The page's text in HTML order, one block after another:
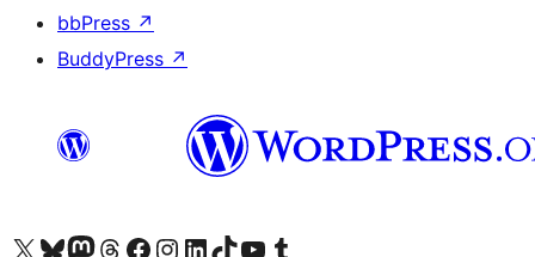
bbPress ↗
BuddyPress ↗
Visiteu el nostre compte X (abans Twitter)
Visiteu el nostre compte de Bluesky
Visiteu el nostre compte al Mastodon
Visiteu el nostre compte de Threads
Visiteu la nostra pàgina al Facebook
Visiteu el nostre compte d'Instagram
Visiteu el nostre compte de LinkedIn
Visiteu el nostre compte de TikTok
Visiteu el nostre canal al YouTube
Visiteu el nostre compte de Tumblr